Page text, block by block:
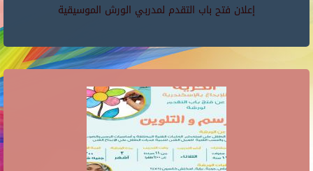
إعلان فتح باب التقدم لمدربي الورش الموسيقية